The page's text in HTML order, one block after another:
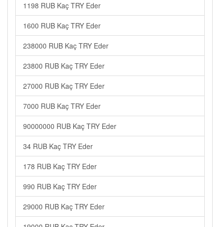
1198 RUB Kaç TRY Eder
1600 RUB Kaç TRY Eder
238000 RUB Kaç TRY Eder
23800 RUB Kaç TRY Eder
27000 RUB Kaç TRY Eder
7000 RUB Kaç TRY Eder
90000000 RUB Kaç TRY Eder
34 RUB Kaç TRY Eder
178 RUB Kaç TRY Eder
990 RUB Kaç TRY Eder
29000 RUB Kaç TRY Eder